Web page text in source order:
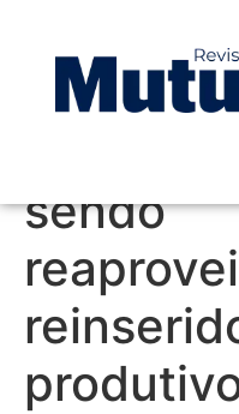
óleos e
sendo